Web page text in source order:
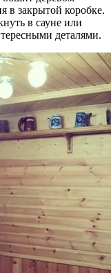
в закрытой коробке.
в сауне или
деталями.